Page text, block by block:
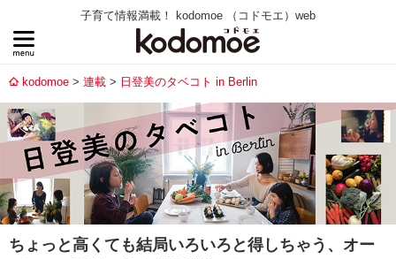
子育て情報満載！ kodomoe （コドモエ）web
kodomoe 連載 日登美のタベコト in Berlin
ちょっと高くても結局いろいろと得しちゃう、オー